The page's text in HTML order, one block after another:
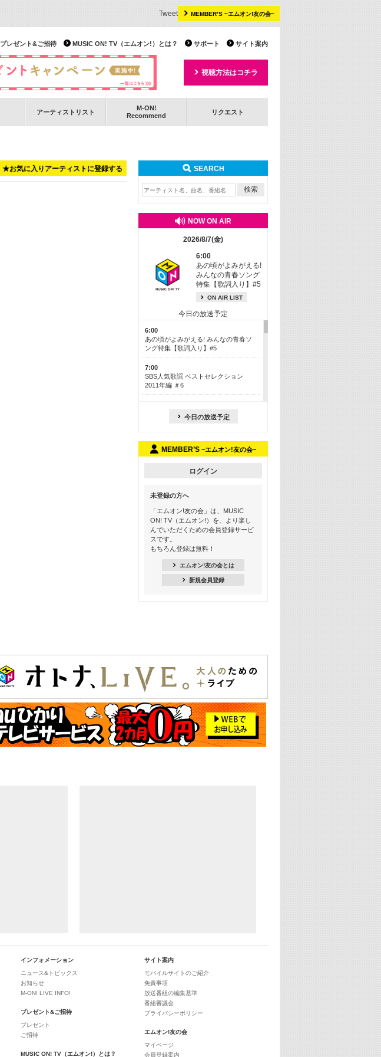
MEMBER’S ~エムオン!友の会~
Tweet
サイト案内
サポート
MUSIC ON! TV（エムオン!）とは？
プレゼント&ご招待
視聴方法はコチラ
アーティストリスト
M-ON!
Recommend
リクエスト
★お気に入りアーティストに登録する SEARCH
NOW ON AIR
2026/8/7(金)
6:00
あの頃がよみがえる!
みんなの青春ソング
特集【歌詞入り】#5
ON AIR LIST
今日の放送予定
6:00
あの頃がよみがえる! みんなの青春ソ
ング特集【歌詞入り】#5
7:00
SBS人気歌謡 ベストセレクション
2011年編 ＃6
今も昔も愛される鉄板カラオケメドレ
ー【歌詞入り】 一挙5時間！
13:30
Apple Music カウントダウン 20
16:30
あのころK-POPヒッツ! 2018→2021年
18:30
M-ON! Countdown K
23:00
SUPER EIGHT特集
24:00
25:00
エムオン! ヒッツ
26:00
今日の放送予定
MEMBER’S ~エムオン!友の会~
ログイン
未登録の方へ
「エムオン!友の会」は、MUSIC
ON! TV（エムオン!）を、より楽し
んでいただくための会員登録サービ
スです。
もちろん登録は無料！
エムオン!友の会とは
新規会員登録
インフォメーション
ニュース&トピックス
お知らせ
M-ON! LIVE INFO!
プレゼント&ご招待
プレゼント
ご招待
MUSIC ON! TV（エムオン!）とは？
サイト案内
モバイルサイトのご紹介
免責事項
放送番組の編集基準
番組審議会
プライバシーポリシー
エムオン!友の会
マイページ
会員登録案内